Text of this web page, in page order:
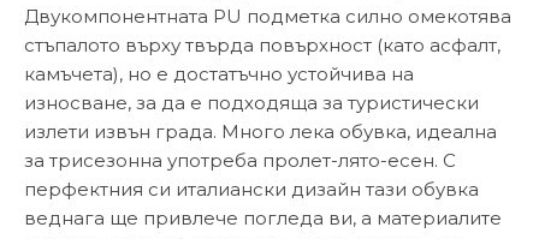
Двукомпонентната PU подметка силно омекотява
стъпалото върху твърда повърхност (като асфалт,
камъчета), но е достатъчно устойчива на
износване, за да е подходяща за туристически
излети извън града. Много лека обувка, идеална
за трисезонна употреба пролет-лято-есен. С
перфектния си италиански дизайн тази обувка
веднага ще привлече погледа ви, а материалите